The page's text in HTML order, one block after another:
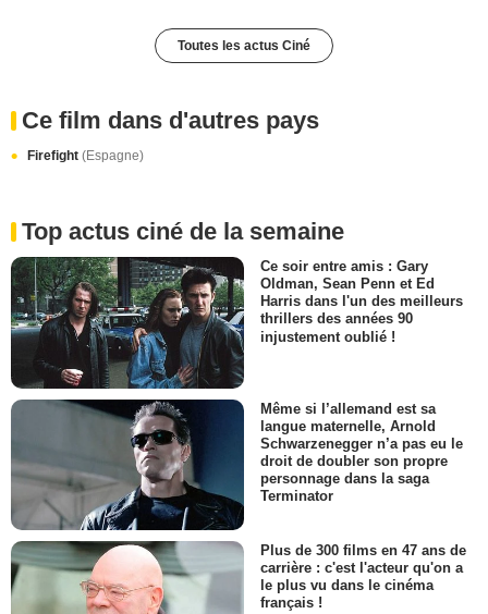
Toutes les actus Ciné
Ce film dans d'autres pays
Firefight (Espagne)
Top actus ciné de la semaine
Ce soir entre amis : Gary
Oldman, Sean Penn et Ed
Harris dans l'un des meilleurs
thrillers des années 90
injustement oublié !
Même si l’allemand est sa
langue maternelle, Arnold
Schwarzenegger n’a pas eu le
droit de doubler son propre
personnage dans la saga
Terminator
Plus de 300 films en 47 ans de
carrière : c'est l'acteur qu'on a
le plus vu dans le cinéma
français !